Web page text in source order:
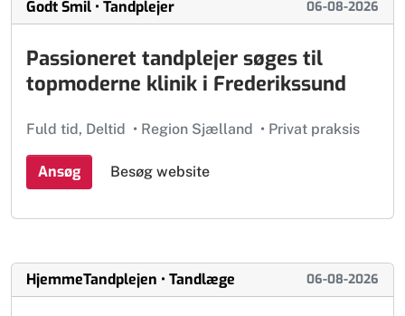
Godt Smil • Tandplejer 06-08-2026
Passioneret tandplejer søges til
topmoderne klinik i Frederikssund
Fuld tid, Deltid • Region Sjælland • Privat praksis
Ansøg Besøg website
HjemmeTandplejen • Tandlæge 06-08-2026